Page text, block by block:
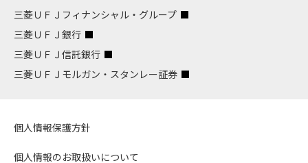
三菱ＵＦＪフィナンシャル・グループ
三菱ＵＦＪ銀行
三菱ＵＦＪ信託銀行
三菱ＵＦＪモルガン・スタンレー証券
個人情報保護方針
個人情報のお取扱いについて